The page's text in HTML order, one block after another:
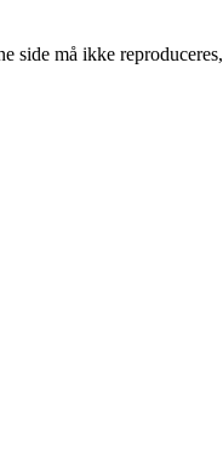
side må ikke reproduceres,